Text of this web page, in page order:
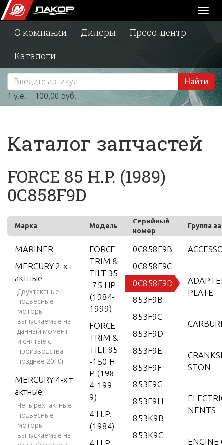
О компании Дилеры
Пресс-центр
Каталоги
Найти
1 у.е. = 100,00 руб.
Каталог запчастей
FORCE 85 H.P. (1989)
0C858F9D
Марка Модель
Серийный
номер
Группа
MARINER
MERCURY 2-х т
актные
Двухтактные
подвесные
моторы
выпускаемые на
данный момент
и снятые с
производства
позднее 2010г.
MERCURY 4-х т
актные
Четырехтактные
подвесные
моторы
выпускаемые на
FORCE
TRIM &
TILT 35
-75 HP
(1984-
1999)
FORCE
TRIM &
TILT 85
-150 H
P (198
4-199
9)
4 H.P.
(1984)
4 H.P.
0C858F9B
0C858F9C
0C858F9D
853F9B
853F9C
853F9D
853F9E
853F9F
853F9G
853F9H
853K9B
853K9C
PLATE
STON
NENTS
ENGINE